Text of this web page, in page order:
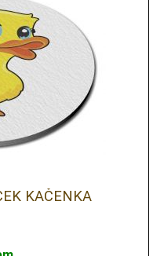
KAČENKA